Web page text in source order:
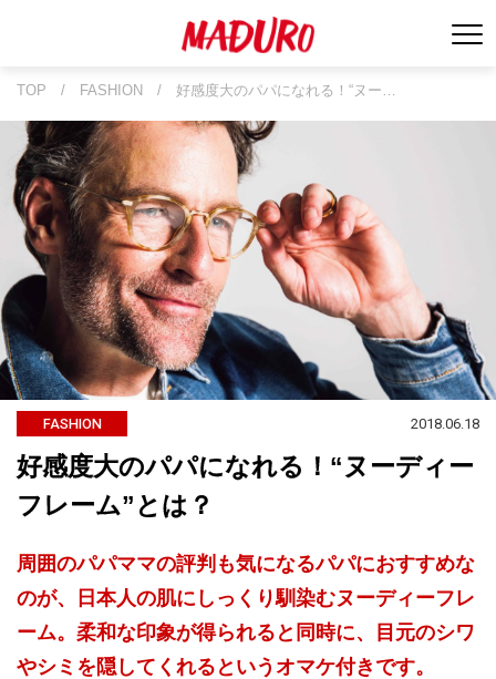
TOP / FASHION / 好感度大のパパになれる！“ヌー…
FASHION 2018.06.18
好感度大のパパになれる！“ヌーディー
フレーム”とは？
周囲のパパママの評判も気になるパパにおすすめな
のが、日本人の肌にしっくり馴染むヌーディーフレ
ーム。柔和な印象が得られると同時に、目元のシワ
やシミを隠してくれるというオマケ付きです。